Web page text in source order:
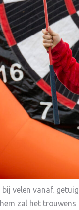
bij velen vanaf,
zal het